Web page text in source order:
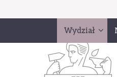
Wydział